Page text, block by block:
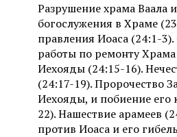
Разрушение храма Ваала
богослужения в Храме
правления Иоаса (24:1-
работы по ремонту
Иехояды (24:15-16).
(24:17-19). Пророчество
Иехояды, и побиение
22). Нашествие арамеев
против Иоаса и его